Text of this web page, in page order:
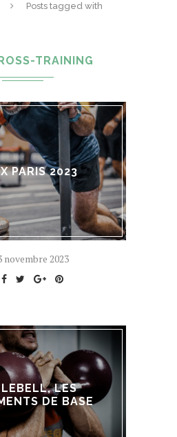
Posts tagged with
TRAINING
PARIS 2023
novembre 2023
LES
DE BASE